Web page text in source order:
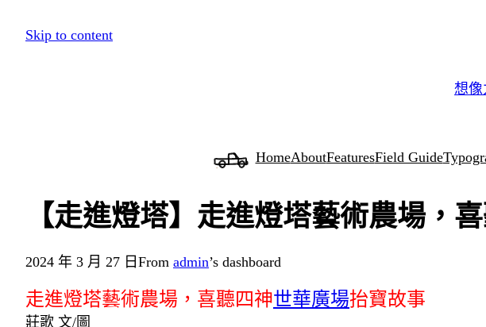
跳
Skip to content
想像
HomeAboutFeaturesField Guide
【走進燈塔】走進燈塔藝術農場，
2024 年 3 月 27 日 From admin’s dashboard
走進燈塔藝術農場，喜聽四神世華廣場抬寶故事
莊歌 文/圖